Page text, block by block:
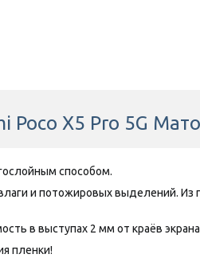
Poco X5 Pro 5G
способом.
и потожировых выделений.
в выступах 2 мм от краёв
пленки!